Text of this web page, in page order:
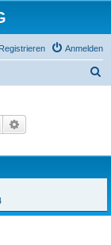
Anmelden
Registrieren
Suche